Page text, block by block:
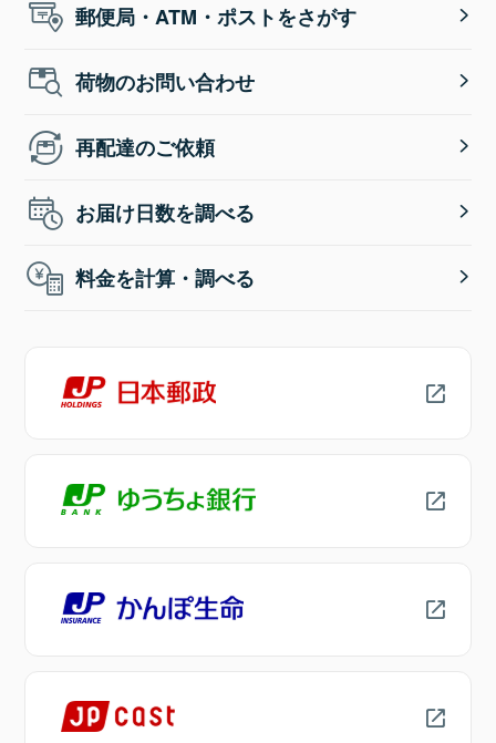
郵便局・ATM・ポストをさがす
荷物のお問い合わせ
再配達のご依頼
お届け日数を調べる
料金を計算・調べる